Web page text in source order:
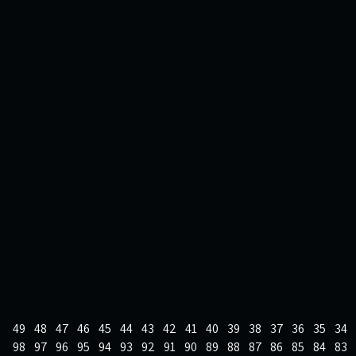
34
35
36
37
38
39
40
41
42
43
44
45
46
47
48
49
83
84
85
86
87
88
89
90
91
92
93
94
95
96
97
98